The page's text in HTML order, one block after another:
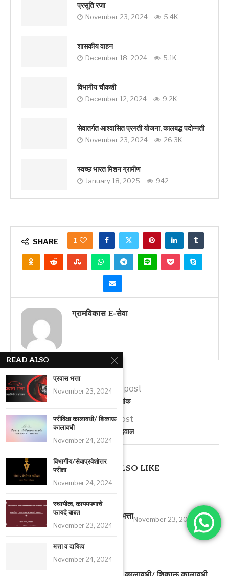
प्रसूति रजा
November 23, 2024 5.4K
शासकीय वाहन
December 18, 2024 5.1K
विभागीय चौकशी
December 12, 2024 9.2K
सेवातर्गत आश्वासित प्रगती योजना, कालबद्ध पदोन्नती
November 23, 2024 26.3K
स्वच्छ भारत मिशन ग्रामीण
January 18, 2025 942
SHARE 1
ग्रामविकास E-सेवा
previous post
मानीव दिनांक
next post
गोपनीय अहवाल
YOU MAY ALSO LIKE
प्रवास भत्ताNovember 23, 2024
READ ALSO
प्रवास भत्ता
November 23, 2024
परीविक्षा कालावधी/ शिकाऊ
कालावधी
November 24, 2024
विभागीय/सेवाप्रवेशोत्तर
परीक्षा
November 24, 2024
स्थायीत्व, कायमपणाचे
फायदे बाबत
November 23, 2024
मत्ता व दायित्व
November 24, 2024